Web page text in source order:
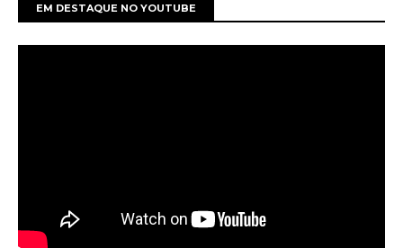
EM DESTAQUE NO YOUTUBE